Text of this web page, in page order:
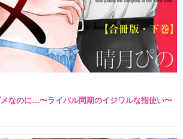
なのに…〜ライバル同期のイジワルな指使い〜